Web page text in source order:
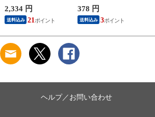
2,334 円
送料込み 21
378 円
送料込み 3
ヘルプ／お問い合わせ